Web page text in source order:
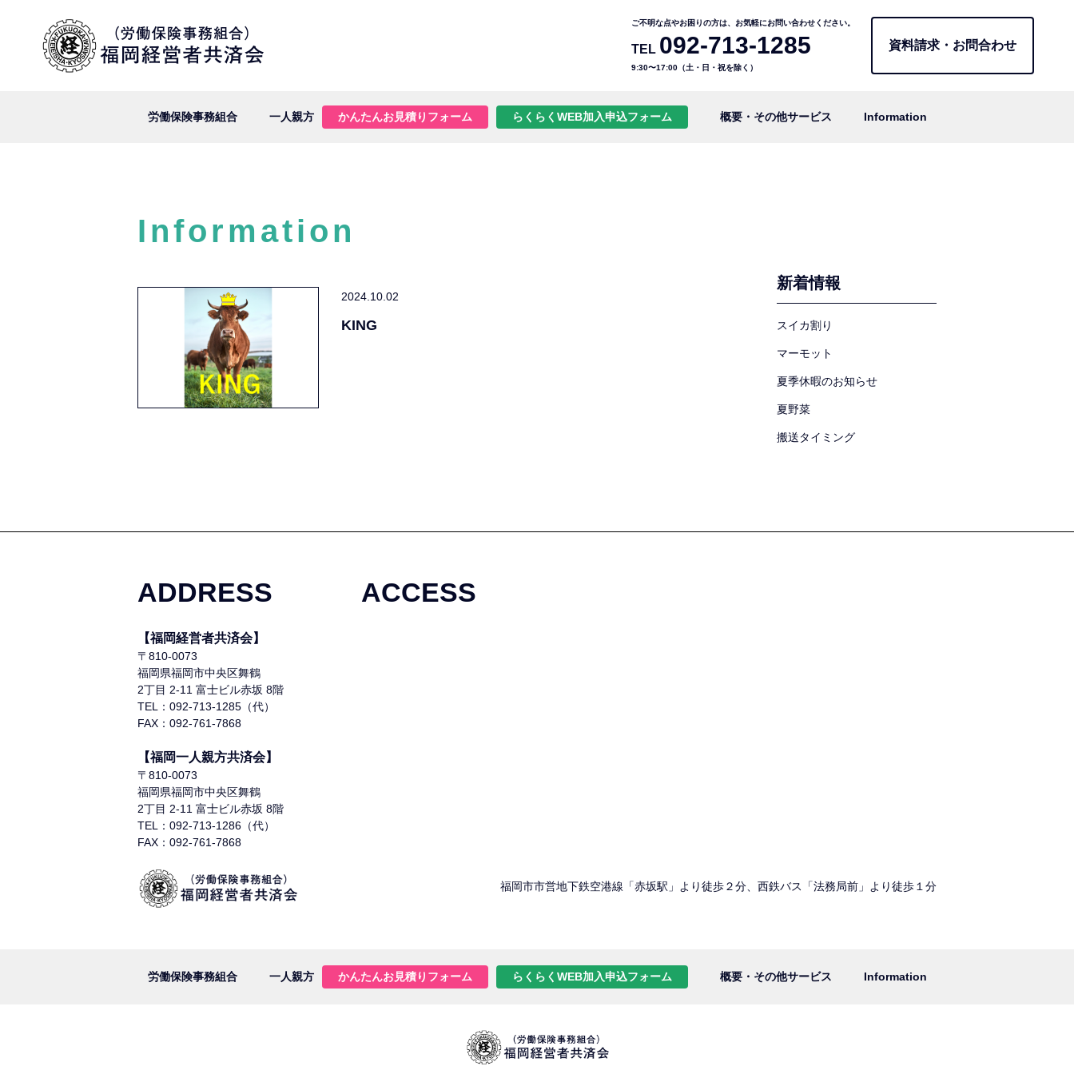
ご不明な点やお困りの方は、お気軽にお問い合わせください。
TEL 092-713-1285
9:30〜17:00（土・日・祝を除く）
資料請求・お問合わせ
労働保険事務組合 一人親方 かんたんお見積りフォーム らくらくWEB加入申込フォーム 概要・その他サービス Information
Information
2024.10.02
KING
新着情報
スイカ割り
マーモット
夏季休暇のお知らせ
夏野菜
搬送タイミング
ADDRESS
【福岡経営者共済会】
〒810-0073
福岡県福岡市中央区舞鶴
2丁目 2-11 富士ビル赤坂 8階
TEL：092-713-1285（代）
FAX：092-761-7868
【福岡一人親方共済会】
〒810-0073
福岡県福岡市中央区舞鶴
2丁目 2-11 富士ビル赤坂 8階
TEL：092-713-1286（代）
FAX：092-761-7868
ACCESS
福岡市市営地下鉄空港線「赤坂駅」より徒歩２分、西鉄バス「法務局前」より徒歩１分
労働保険事務組合 一人親方 かんたんお見積りフォーム らくらくWEB加入申込フォーム 概要・その他サービス Information